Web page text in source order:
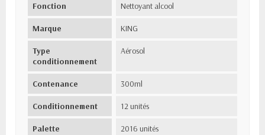
Fonction Nettoyant alcool
Marque KING
Type
conditionnement
Aérosol
Contenance 300ml
Conditionnement 12 unités
Palette 2016 unités